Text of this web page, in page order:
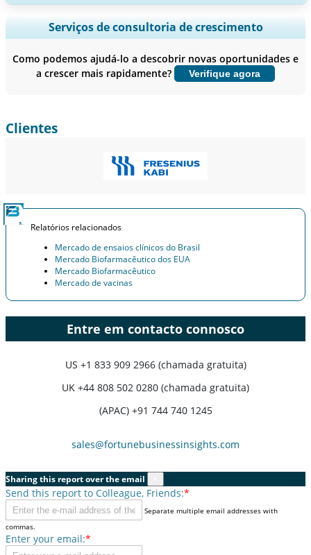
Ampliar a cobertura regional e por país, Análise de segmentos,
Perfis de empresas, Benchmarking competitivo, e insights sobre o
Personalizar agora
Serviços de consultoria de crescimento
Como podemos ajudá-lo a descobrir novas oportunidades e
a crescer mais rapidamente?
Verifique agora
Clientes
Relatórios relacionados
Mercado de ensaios clínicos do Brasil
Mercado Biofarmacêutico dos EUA
Mercado Biofarmacêutico
Mercado de vacinas
Entre em contacto connosco
US +1 833 909 2966 (chamada gratuita)
UK +44 808 502 0280 (chamada gratuita)
(APAC) +91 744 740 1245
sales@fortunebusinessinsights.com
Sharing this report over the email
Send this report to Colleague, Friends:*
Separate multiple email addresses with
commas.
Enter your email:*